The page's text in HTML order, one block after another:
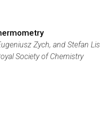
Zych, and Stefan Lis
Society of Chemistry